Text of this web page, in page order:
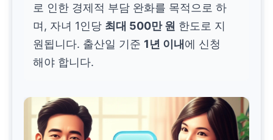
로 인한 경제적 부담 완화를 목적으로 하
며, 자녀 1인당 최대 500만 원 한도로 지
원됩니다. 출산일 기준 1년 이내 에 신청
해야 합니다.